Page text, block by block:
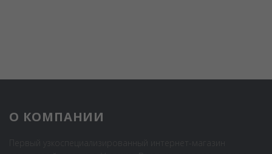
О КОМПАНИИ